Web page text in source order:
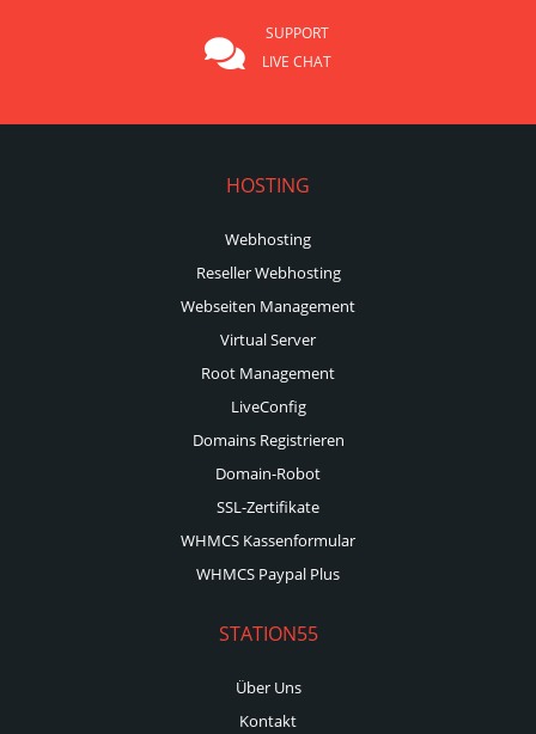
SUPPORT
LIVE CHAT
HOSTING
Webhosting
Reseller Webhosting
Webseiten Management
Virtual Server
Root Management
LiveConfig
Domains Registrieren
Domain-Robot
SSL-Zertifikate
WHMCS Kassenformular
WHMCS Paypal Plus
STATION55
Über Uns
Kontakt